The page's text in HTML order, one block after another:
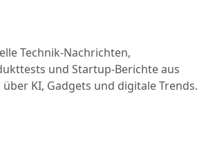
Technik-Nachrichten,
und Startup-Berichte aus
KI, Gadgets und digitale Trends.